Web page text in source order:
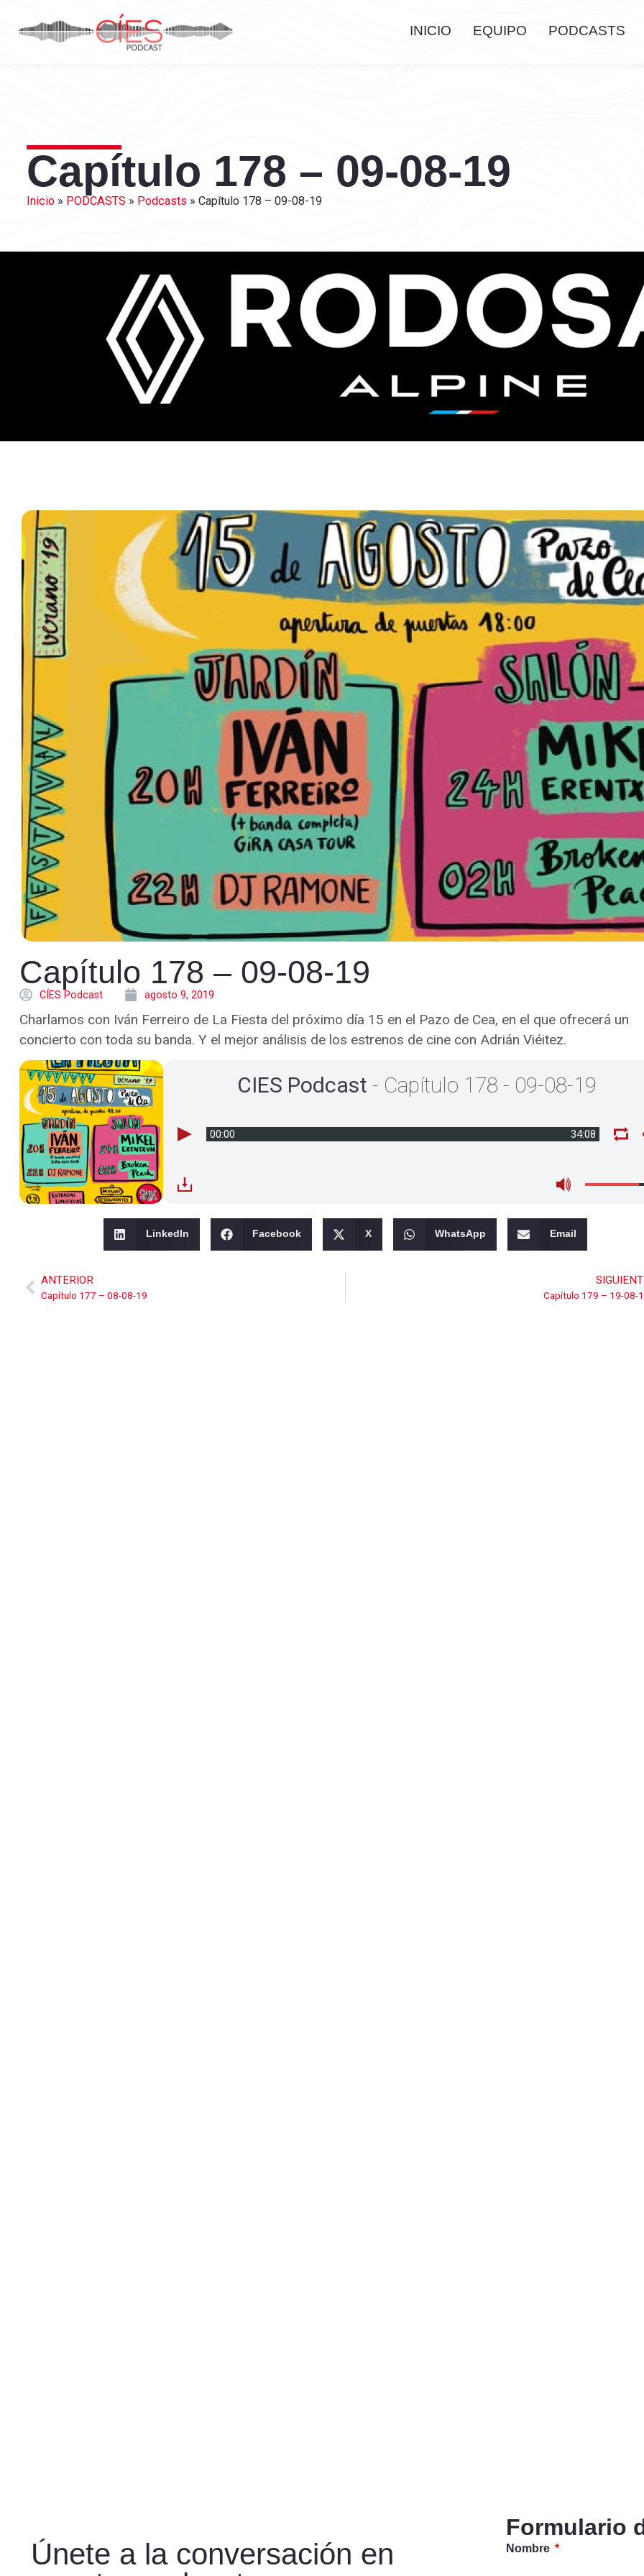
INICIO EQUIPO PODCASTS
Capítulo 178 – 09-08-19
Inicio » PODCASTS » Podcasts » Capítulo 178 – 09-08-19
Capítulo 178 – 09-08-19
CÍES Podcast agosto 9, 2019
Charlamos con Iván Ferreiro de La Fiesta del próximo día 15 en el Pazo de Cea, en el que ofrecerá un
concierto con toda su banda. Y el mejor análisis de los estrenos de cine con Adrián Viéitez.
CIES Podcast - Capítulo 178 - 09-08-19
00:00 34:08
LinkedIn Facebook X WhatsApp Email
ANTERIOR
Capítulo 177 – 08-08-19 Capítulo 179 – 19-08-
Únete a la conversación en
Formulario
Nombre